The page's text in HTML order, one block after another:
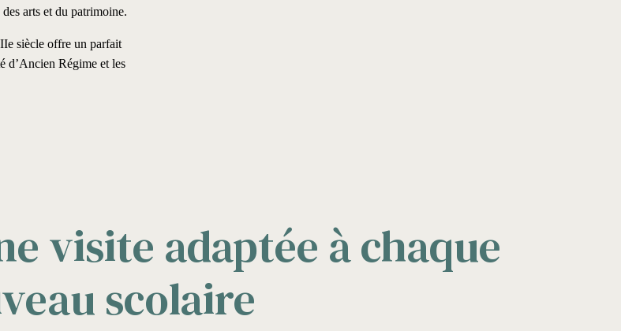
arts et du patrimoine.
siècle offre un parfait
d’Ancien Régime et les
visite adaptée à chaque
scolaire